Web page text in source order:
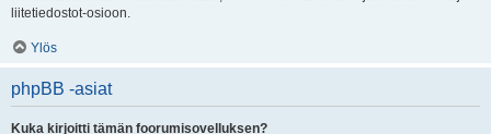
liitetiedostot-osioon.
Ylös
phpBB -asiat
Kuka kirjoitti tämän foorumisovelluksen?